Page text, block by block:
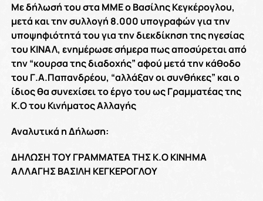
Με δήλωσή του στα ΜΜΕ ο Βασίλης Κεγκέρογλου,
μετά και την συλλογή 8.000 υπογραφών για την
υποψηφιότητά του για την διεκδίκηση της ηγεσίας
του ΚΙΝΑΛ, ενημέρωσε σήμερα πως αποσύρεται από
την “κουρσα της διαδοχής” αφού μετά την κάθοδο
του Γ.Α.Παπανδρέου, “αλλάξαν οι συνθήκες” και ο
ίδιος θα συνεχίσει το έργο του ως Γραμματέας της
Κ.Ο του Κινήματος Αλλαγής
Αναλυτικά η Δήλωση:
ΔΗΛΩΣΗ ΤΟΥ ΓΡΑΜΜΑΤΕΑ ΤΗΣ Κ.Ο ΚΙΝΗΜΑ
ΑΛΛΑΓΗΣ ΒΑΣΙΛΗ ΚΕΓΚΕΡΟΓΛΟΥ